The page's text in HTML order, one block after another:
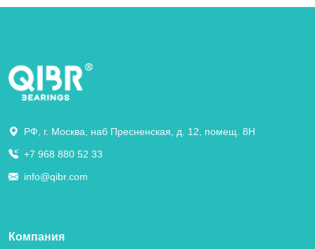
РФ, г. Москва, наб Пресненская, д. 12, помещ. 8Н
+7 968 880 52 33
info@qibr.com
Компания